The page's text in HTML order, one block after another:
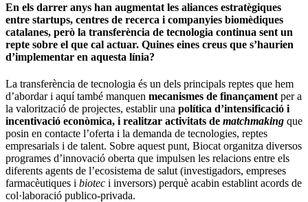
En els darrer anys han augmentat les aliances estratègiques
entre startups, centres de recerca i companyies biomèdiques
catalanes, però la transferència de tecnologia continua sent un
repte sobre el que cal actuar. Quines eines creus que s’haurien
d’implementar en aquesta línia?
La transferència de tecnologia és un dels principals reptes que hem
d’abordar i aquí també manquen mecanismes de finançament per a
la valorització de projectes, establir una política d’intensificació i
incentivació econòmica, i realitzar activitats de matchmaking que
posin en contacte l’oferta i la demanda de tecnologies, reptes
empresarials i de talent. Sobre aquest punt, Biocat organitza diversos
programes d’innovació oberta que impulsen les relacions entre els
diferents agents de l’ecosistema de salut (investigadors, empreses
farmacèutiques i biotec i inversors) perquè acabin establint acords de
col·laboració publico-privada.